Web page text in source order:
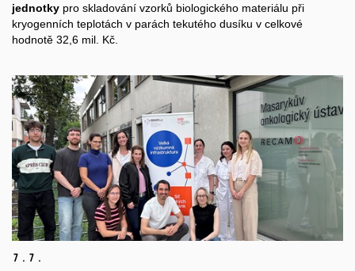
jednotky pro skladování vzorků biologického materiálu při
kryogenních teplotách v parách tekutého dusíku v celkové
hodnotě 32,6 mil. Kč.
7. 7.